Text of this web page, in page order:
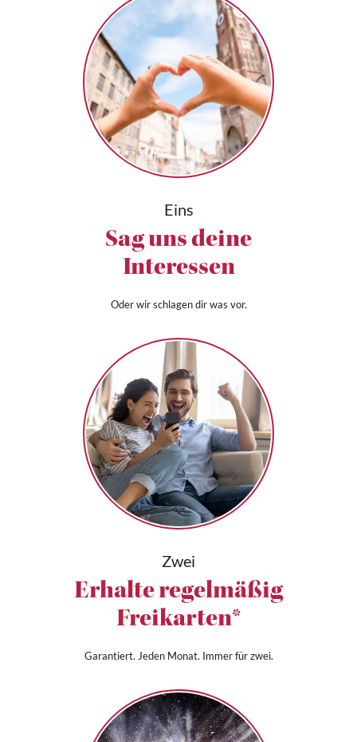
Eins
Sag uns deine
Interessen
Oder wir schlagen dir was vor.
Zwei
Erhalte regelmäßig
Freikarten*
Garantiert. Jeden Monat. Immer für zwei.